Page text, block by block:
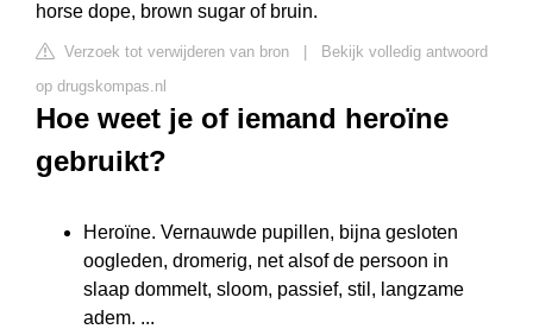
horse dope, brown sugar of bruin.
Verzoek tot verwijderen van bron
Bekijk volledig antwoord
op drugskompas.nl
Hoe weet je of iemand heroïne
gebruikt?
Heroïne. Vernauwde pupillen, bijna gesloten
oogleden, dromerig, net alsof de persoon in
slaap dommelt, sloom, passief, stil, langzame
adem. ...